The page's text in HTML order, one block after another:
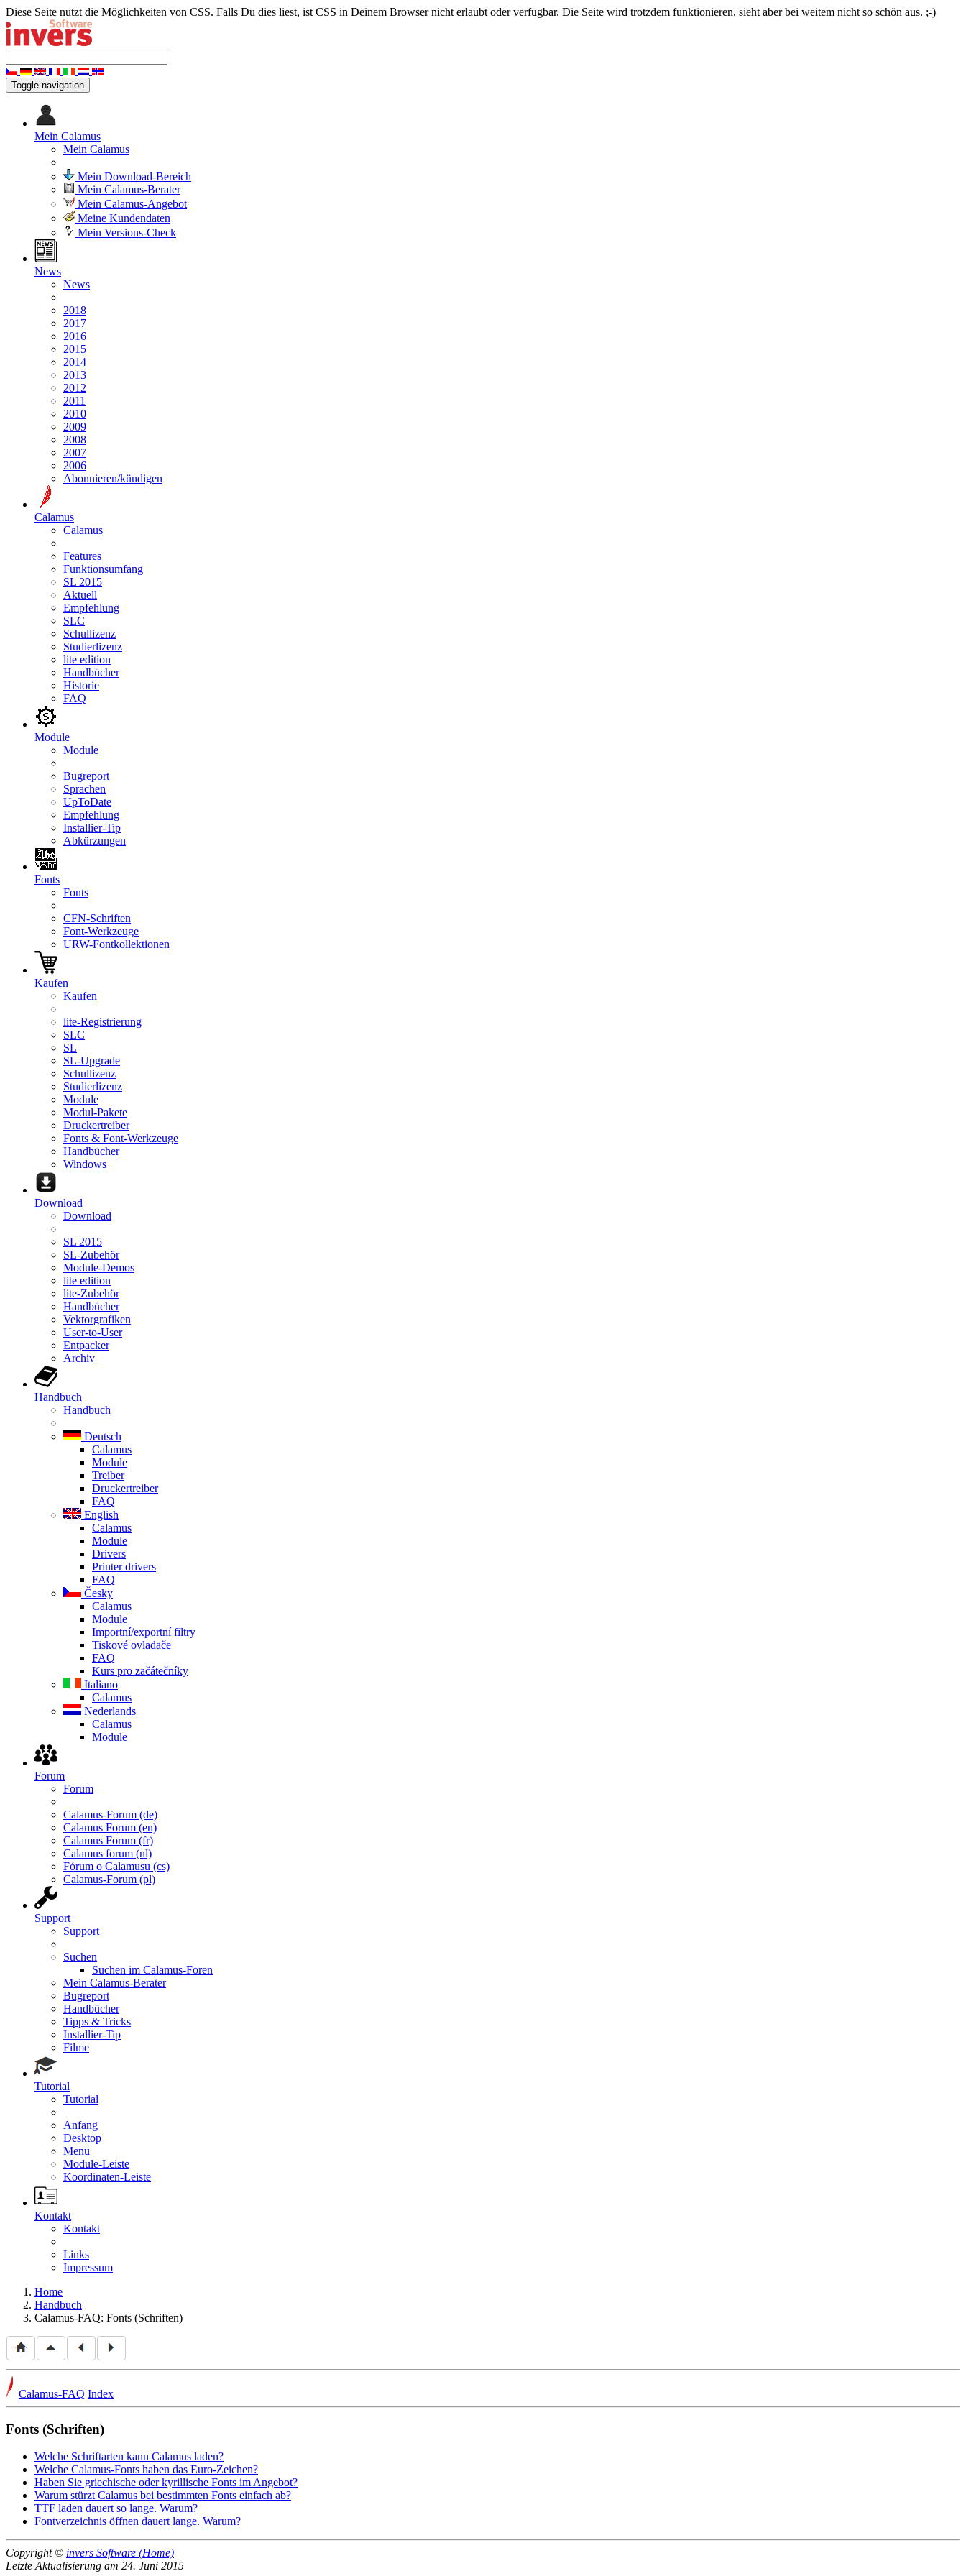
Diese Seite nutzt die Möglichkeiten von CSS. Falls Du dies liest, ist CSS in Deinem Browser nicht erlaubt oder verfügbar. Die Seite wird trotzdem funktionieren, sieht aber bei weitem nicht so schön aus. ;-)
Toggle navigation
Mein Calamus
Mein Calamus
Mein Download-Bereich
Mein Calamus-Berater
Mein Calamus-Angebot
Meine Kundendaten
Mein Versions-Check
News
News
2018
2017
2016
2015
2014
2013
2012
2011
2010
2009
2008
2007
2006
Abonnieren/kündigen
Calamus
Calamus
Features
Funktionsumfang
SL 2015
Aktuell
Empfehlung
SLC
Schullizenz
Studierlizenz
lite edition
Handbücher
Historie
FAQ
Module
Module
Bugreport
Sprachen
UpToDate
Empfehlung
Installier-Tip
Abkürzungen
Fonts
Fonts
CFN-Schriften
Font-Werkzeuge
URW-Fontkollektionen
Kaufen
Kaufen
lite-Registrierung
SLC
SL
SL-Upgrade
Schullizenz
Studierlizenz
Module
Modul-Pakete
Druckertreiber
Fonts & Font-Werkzeuge
Handbücher
Windows
Download
Download
SL 2015
SL-Zubehör
Module-Demos
lite edition
lite-Zubehör
Handbücher
Vektorgrafiken
User-to-User
Entpacker
Archiv
Handbuch
Handbuch
Deutsch
Calamus
Module
Treiber
Druckertreiber
FAQ
English
Calamus
Module
Drivers
Printer drivers
FAQ
Česky
Calamus
Module
Importní/exportní filtry
Tiskové ovladače
FAQ
Kurs pro začátečníky
Italiano
Calamus
Nederlands
Calamus
Module
Forum
Forum
Calamus-Forum (de)
Calamus Forum (en)
Calamus Forum (fr)
Calamus forum (nl)
Fórum o Calamusu (cs)
Calamus-Forum (pl)
Support
Support
Suchen
Suchen im Calamus-Foren
Mein Calamus-Berater
Bugreport
Handbücher
Tipps & Tricks
Installier-Tip
Filme
Tutorial
Tutorial
Anfang
Desktop
Menü
Module-Leiste
Koordinaten-Leiste
Kontakt
Kontakt
Links
Impressum
Home
Handbuch
Calamus-FAQ: Fonts (Schriften)
Calamus-FAQ Index
Fonts (Schriften)
Welche Schriftarten kann Calamus laden?
Welche Calamus-Fonts haben das Euro-Zeichen?
Haben Sie griechische oder kyrillische Fonts im Angebot?
Warum stürzt Calamus bei bestimmten Fonts einfach ab?
TTF laden dauert so lange. Warum?
Fontverzeichnis öffnen dauert lange. Warum?
Copyright © invers Software (Home)
Letzte Aktualisierung am 24. Juni 2015